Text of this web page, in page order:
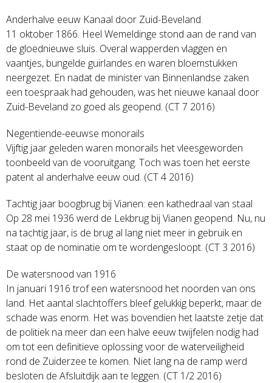
Anderhalve eeuw Kanaal door Zuid-Beveland
11 oktober 1866. Heel Wemeldinge stond aan de rand van
de gloednieuwe sluis. Overal wapperden vlaggen en
vaantjes, bungelde guirlandes en waren bloemstukken
neergezet. En nadat de minister van Binnenlandse zaken
een toespraak had gehouden, was het nieuwe kanaal door
Zuid-Beveland zo goed als geopend. (CT 7 2016)
Negentiende-eeuwse monorails
Vijftig jaar geleden waren monorails het vleesgeworden
toonbeeld van de vooruitgang. Toch was toen het eerste
patent al anderhalve eeuw oud. (CT 4 2016)
Tachtig jaar boogbrug bij Vianen: een kathedraal van staal
Op 28 mei 1936 werd de Lekbrug bij Vianen geopend. Nu, nu
na tachtig jaar, is de brug al lang niet meer in gebruik en
staat op de nominatie om te wordengesloopt. (CT 3 2016)
De watersnood van 1916
In januari 1916 trof een watersnood het noorden van ons
land. Het aantal slachtoffers bleef gelukkig beperkt, maar de
schade was enorm. Het was bovendien het laatste zetje dat
de politiek na meer dan een halve eeuw twijfelen nodig had
om tot een definitieve oplossing voor de waterveiligheid
rond de Zuiderzee te komen. Niet lang na de ramp werd
besloten de Afsluitdijk aan te leggen. (CT 1/2 2016)